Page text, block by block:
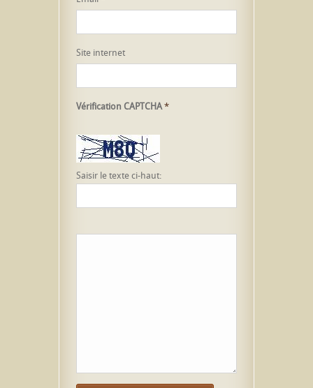
Site internet
Vérification CAPTCHA*
Saisir le texte ci-haut: